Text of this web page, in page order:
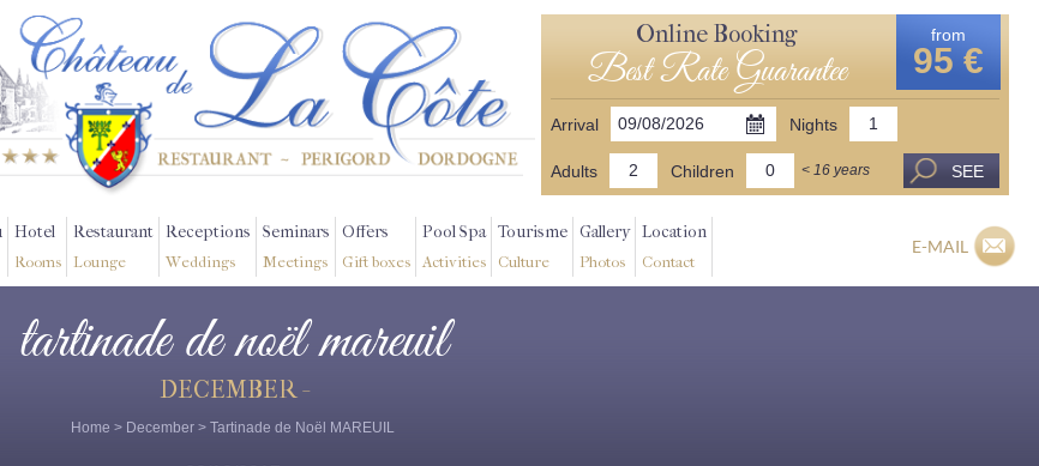
Online Booking
Best Rate Guarantee
from
95 €
Arrival Nights
Adults Children < 16 years SEE
Hotel
Rooms
Restaurant
Lounge
Receptions
Weddings
Seminars
Meetings
Offers
Gift boxes
Pool Spa
Activities
Tourisme
Culture
Gallery
Photos
Location
Contact
E-MAIL
tartinade de noël mareuil
DECEMBER -
Home > December > Tartinade de Noël MAREUIL